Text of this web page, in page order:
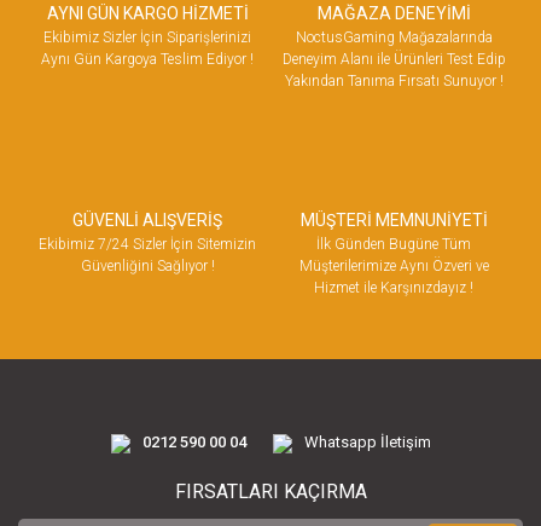
AYNI GÜN KARGO HİZMETİ
Ekibimiz Sizler İçin Siparişlerinizi
Aynı Gün Kargoya Teslim Ediyor !
MAĞAZA DENEYİMİ
NoctusGaming Mağazalarında
Deneyim Alanı ile Ürünleri Test Edip
Yakından Tanıma Fırsatı Sunuyor !
GÜVENLİ ALIŞVERİŞ
Ekibimiz 7/24 Sizler İçin Sitemizin
Güvenliğini Sağlıyor !
MÜŞTERİ MEMNUNİYETİ
İlk Günden Bugüne Tüm
Müşterilerimize Aynı Özveri ve
Hizmet ile Karşınızdayız !
0212 590 00 04 Whatsapp İletişim
FIRSATLARI KAÇIRMA